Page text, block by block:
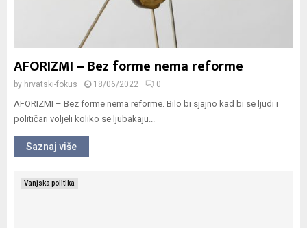
AFORIZMI – Bez forme nema reforme
by hrvatski-fokus 18/06/2022 0
AFORIZMI – Bez forme nema reforme. Bilo bi sjajno kad bi se ljudi i
političari voljeli koliko se ljubakaju...
Saznaj više
Vanjska politika